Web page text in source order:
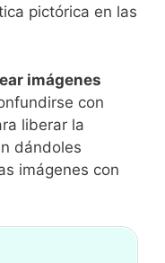
pictórica en las
imágenes
con
liberar la
dándoles
imágenes con